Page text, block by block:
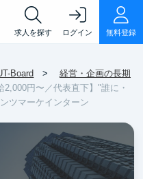
求人を探す ログイン 無料登録
Board
経営・企画の長期
2,000円〜／代表直下】"誰に・
ツマーケインターン